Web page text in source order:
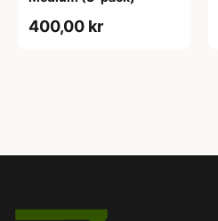
400,00 kr